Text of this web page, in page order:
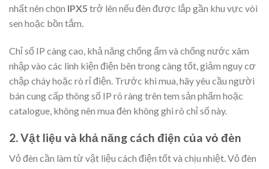
nhất nên chọn IPX5 trở lên nếu đèn được lắp gần khu vực vòi
sen hoặc bồn tắm.
Chỉ số IP càng cao, khả năng chống ẩm và chống nước xâm
nhập vào các linh kiện điện bên trong càng tốt, giảm nguy cơ
chập cháy hoặc rò rỉ điện. Trước khi mua, hãy yêu cầu người
bán cung cấp thông số IP rõ ràng trên tem sản phẩm hoặc
catalogue, không nên mua đèn không ghi rõ chỉ số này.
2. Vật liệu và khả năng cách điện của vỏ đèn
Vỏ đèn cần làm từ vật liệu cách điện tốt và chịu nhiệt. Vỏ đèn